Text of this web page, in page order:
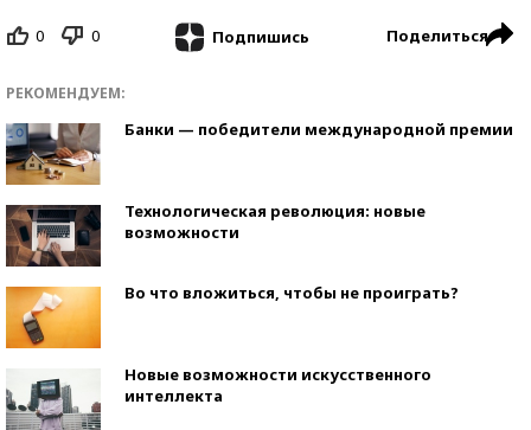
0 0 Подпишись Поделиться
РЕКОМЕНДУЕМ:
Банки — победители международной премии
Технологическая революция: новые
возможности
Во что вложиться, чтобы не проиграть?
Новые возможности искусственного
интеллекта